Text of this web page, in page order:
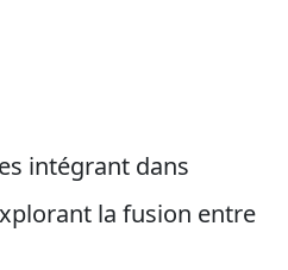
intégrant dans
la fusion entre